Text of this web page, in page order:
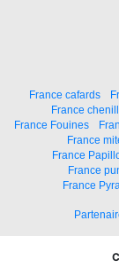
France cafards
France
France Fouines
France
France
France
France